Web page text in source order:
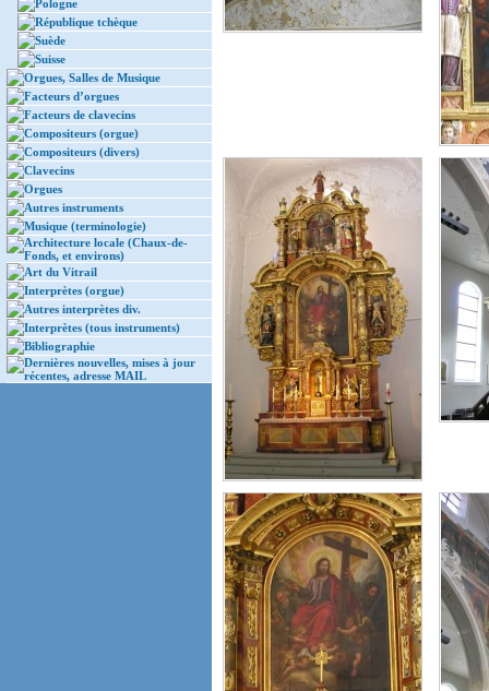
Pologne
République tchèque
Suède
Suisse
Orgues, Salles de Musique
Facteurs d’orgues
Facteurs de clavecins
Compositeurs (orgue)
Compositeurs (divers)
Clavecins
Orgues
Autres instruments
Musique (terminologie)
Architecture locale (Chaux-de-
Fonds, et environs)
Art du Vitrail
Interprètes (orgue)
Autres interprètes div.
Interprètes (tous instruments)
Bibliographie
Dernières nouvelles, mises à jour
récentes, adresse MAIL